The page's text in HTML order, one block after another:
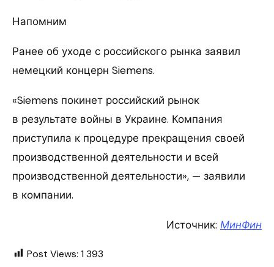
Напомним
Ранее об уходе с российского рынка заявил
немецкий концерн Siemens.
«Siemens покинет российский рынок
в результате войны в Украине. Компания
приступила к процедуре прекращения своей
производственной деятельности и всей
производственной деятельности», — заявили
в компании.
Источник: МинФин
Post Views: 1 393